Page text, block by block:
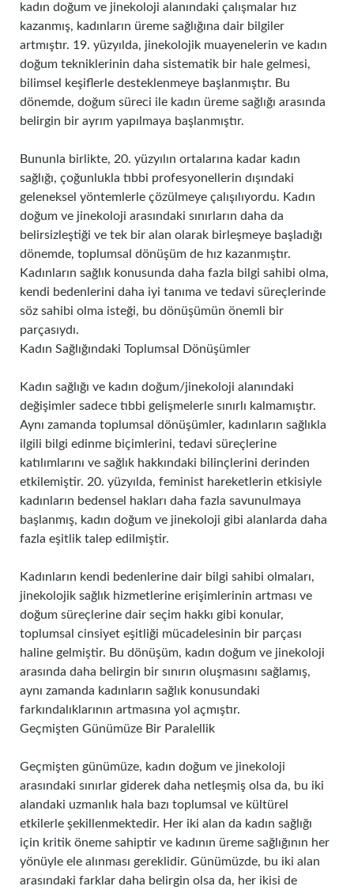
kadın doğum ve jinekoloji alanındaki çalışmalar hız
kazanmış, kadınların üreme sağlığına dair bilgiler
artmıştır. 19. yüzyılda, jinekolojik muayenelerin ve kadın
doğum tekniklerinin daha sistematik bir hale gelmesi,
bilimsel keşiflerle desteklenmeye başlanmıştır. Bu
dönemde, doğum süreci ile kadın üreme sağlığı arasında
belirgin bir ayrım yapılmaya başlanmıştır.
Bununla birlikte, 20. yüzyılın ortalarına kadar kadın
sağlığı, çoğunlukla tıbbi profesyonellerin dışındaki
geleneksel yöntemlerle çözülmeye çalışılıyordu. Kadın
doğum ve jinekoloji arasındaki sınırların daha da
belirsizleştiği ve tek bir alan olarak birleşmeye başladığı
dönemde, toplumsal dönüşüm de hız kazanmıştır.
Kadınların sağlık konusunda daha fazla bilgi sahibi olma,
kendi bedenlerini daha iyi tanıma ve tedavi süreçlerinde
söz sahibi olma isteği, bu dönüşümün önemli bir
parçasıydı.
Kadın Sağlığındaki Toplumsal Dönüşümler
Kadın sağlığı ve kadın doğum/jinekoloji alanındaki
değişimler sadece tıbbi gelişmelerle sınırlı kalmamıştır.
Aynı zamanda toplumsal dönüşümler, kadınların sağlıkla
ilgili bilgi edinme biçimlerini, tedavi süreçlerine
katılımlarını ve sağlık hakkındaki bilinçlerini derinden
etkilemiştir. 20. yüzyılda, feminist hareketlerin etkisiyle
kadınların bedensel hakları daha fazla savunulmaya
başlanmış, kadın doğum ve jinekoloji gibi alanlarda daha
fazla eşitlik talep edilmiştir.
Kadınların kendi bedenlerine dair bilgi sahibi olmaları,
jinekolojik sağlık hizmetlerine erişimlerinin artması ve
doğum süreçlerine dair seçim hakkı gibi konular,
toplumsal cinsiyet eşitliği mücadelesinin bir parçası
haline gelmiştir. Bu dönüşüm, kadın doğum ve jinekoloji
arasında daha belirgin bir sınırın oluşmasını sağlamış,
aynı zamanda kadınların sağlık konusundaki
farkındalıklarının artmasına yol açmıştır.
Geçmişten Günümüze Bir Paralellik
Geçmişten günümüze, kadın doğum ve jinekoloji
arasındaki sınırlar giderek daha netleşmiş olsa da, bu iki
alandaki uzmanlık hala bazı toplumsal ve kültürel
etkilerle şekillenmektedir. Her iki alan da kadın sağlığı
için kritik öneme sahiptir ve kadının üreme sağlığının her
yönüyle ele alınması gereklidir. Günümüzde, bu iki alan
arasındaki farklar daha belirgin olsa da, her ikisi de